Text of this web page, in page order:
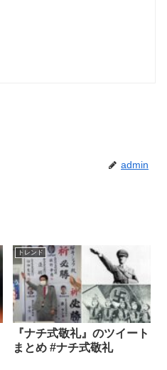
admin
トレンド
『ナチ式敬礼』のツイート
まとめ #ナチ式敬礼